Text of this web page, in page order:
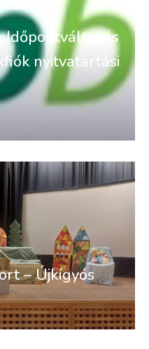
Időpontváltozás
nyitvatartási
– Újkígyós